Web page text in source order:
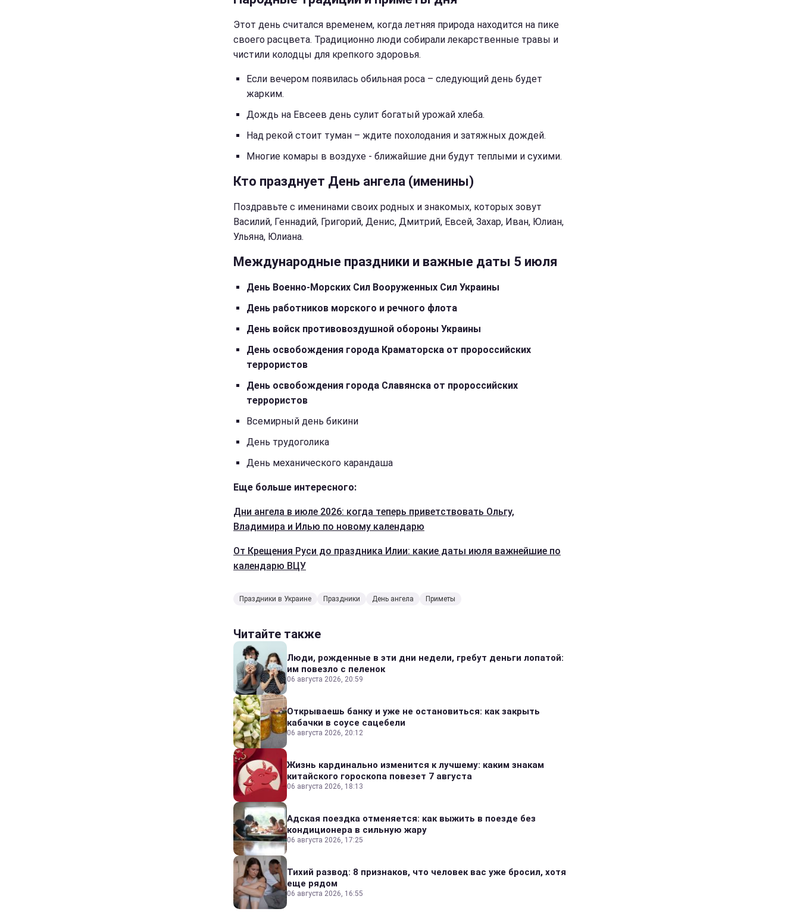
Этот день считался временем, когда летняя природа находится на пике
своего расцвета. Традиционно люди собирали лекарственные травы и
чистили колодцы для крепкого здоровья.
Если вечером появилась обильная роса – следующий день будет
жарким.
Дождь на Евсеев день сулит богатый урожай хлеба.
Над рекой стоит туман – ждите похолодания и затяжных дождей.
Многие комары в воздухе - ближайшие дни будут теплыми и сухими.
Кто празднует День ангела (именины)
Поздравьте с именинами своих родных и знакомых, которых зовут
Василий, Геннадий, Григорий, Денис, Дмитрий, Евсей, Захар, Иван, Юлиан,
Ульяна, Юлиана.
Международные праздники и важные даты 5 июля
День Военно-Морских Сил Вооруженных Сил Украины
День работников морского и речного флота
День войск противовоздушной обороны Украины
День освобождения города Краматорска от пророссийских
террористов
День освобождения города Славянска от пророссийских
террористов
Всемирный день бикини
День трудоголика
День механического карандаша
Еще больше интересного:
Дни ангела в июле 2026: когда теперь приветствовать Ольгу,
Владимира и Илью по новому календарю
От Крещения Руси до праздника Илии: какие даты июля важнейшие по
календарю ВЦУ
Праздники в Украине Праздники День ангела Приметы
Читайте также
Люди, рожденные в эти дни недели, гребут деньги лопатой:
им повезло с пеленок
06 августа 2026, 20:59
Открываешь банку и уже не остановиться: как закрыть
кабачки в соусе сацебели
06 августа 2026, 20:12
Жизнь кардинально изменится к лучшему: каким знакам
китайского гороскопа повезет 7 августа
06 августа 2026, 18:13
Адская поездка отменяется: как выжить в поезде без
кондиционера в сильную жару
06 августа 2026, 17:25
Тихий развод: 8 признаков, что человек вас уже бросил, хотя
еще рядом
06 августа 2026, 16:55